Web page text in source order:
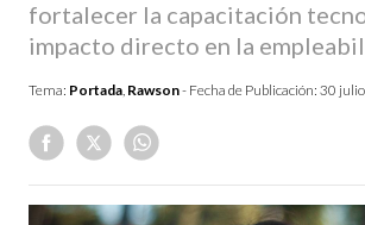
fortalecer la capacitación
impacto directo en la
Tema: Portada, Rawson- Fecha de Publicación: 30